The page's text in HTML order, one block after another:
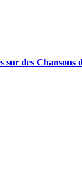
des Chansons